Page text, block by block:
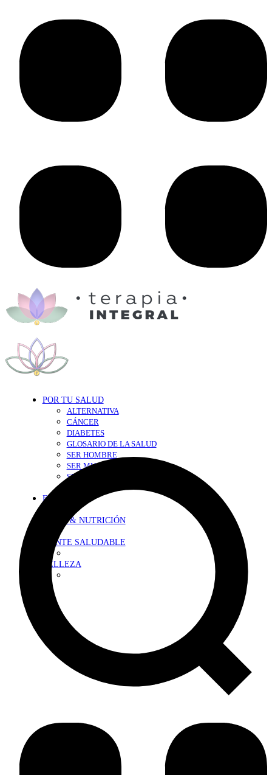
POR TU SALUD
ALTERNATIVA
CÁNCER
DIABETES
GLOSARIO DE LA SALUD
SER HOMBRE
SER MUJER
SEXY-SALUD
EN FORMA
DIETA & NUTRICIÓN
MENTE SALUDABLE
BELLEZA